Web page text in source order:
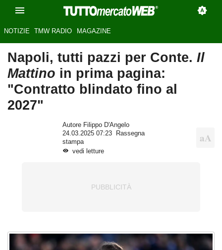
NOTIZIE TMW RADIO MAGAZINE
Napoli, tutti pazzi per Conte. Il
Mattino in prima pagina:
"Contratto blindato fino al
2027"
Autore Filippo D'Angelo
24.03.2025 07:23
Rassegna
stampa
vedi letture